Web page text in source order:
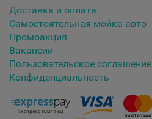
Доставка и оплата
Самостоятельная мойка авто
Промоакция
Вакансии
Пользовательское соглашение
Конфиденциальность